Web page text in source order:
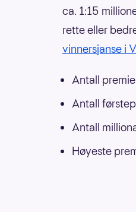
ca. 1:15
rette eller
vinnersjanse i
Antall
Antall
Antall
Høyeste